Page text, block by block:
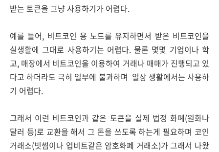
받는 토큰을 그냥 사용하기가 어렵다.
예를 들어, 비트코인 용 노드를 유지하면서 받은 비트코인을
실생활에 그대로 사용하기는 어렵다. 물론 몇몇 기업이나 학
교, 매장에서 비트코인을 이용하여 거래나 매매가 진행되고 있
다고 하더라도 극히 일부에 불과하며 일상 생활에서는 사용하
기 어렵다.
그래서 이런 비트코인과 같은 토큰을 실제 법정 화폐(원화나
달러 등)로 교환을 해서 그 돈을 쓰도록 하는게 필요하며 코인
거래소(빗썸이나 업비트같은 암호화폐 거래소)가 그래서 나왔